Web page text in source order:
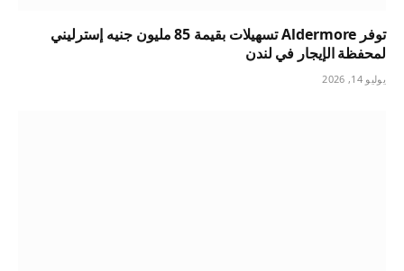
توفر Aldermore تسهيلات بقيمة 85 مليون جنيه إسترليني
لمحفظة الإيجار في لندن
يوليو 14, 2026